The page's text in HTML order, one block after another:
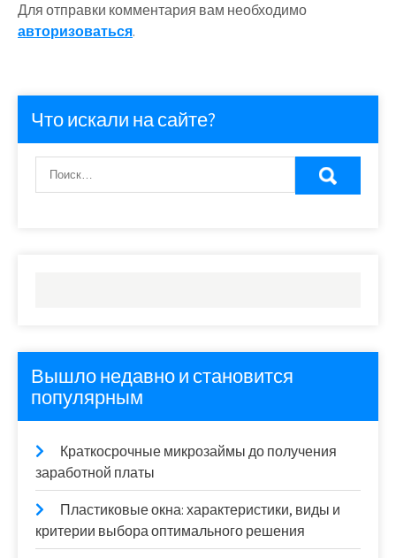
Для отправки комментария вам необходимо
авторизоваться.
Что искали на сайте?
Вышло недавно и становится
популярным
Краткосрочные микрозаймы до получения
заработной платы
Пластиковые окна: характеристики, виды и
критерии выбора оптимального решения